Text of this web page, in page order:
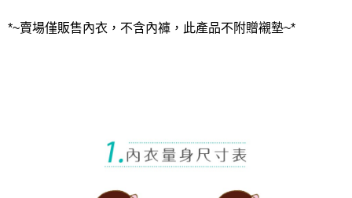
*~賣場僅販售內衣，不含內褲，此產品不附贈襯墊~*